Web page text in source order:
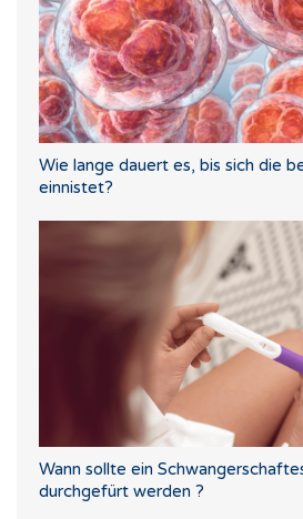
Wie lange dauert es, bis sich die
einnistet?
Wann sollte ein
durchgefürt werden ?